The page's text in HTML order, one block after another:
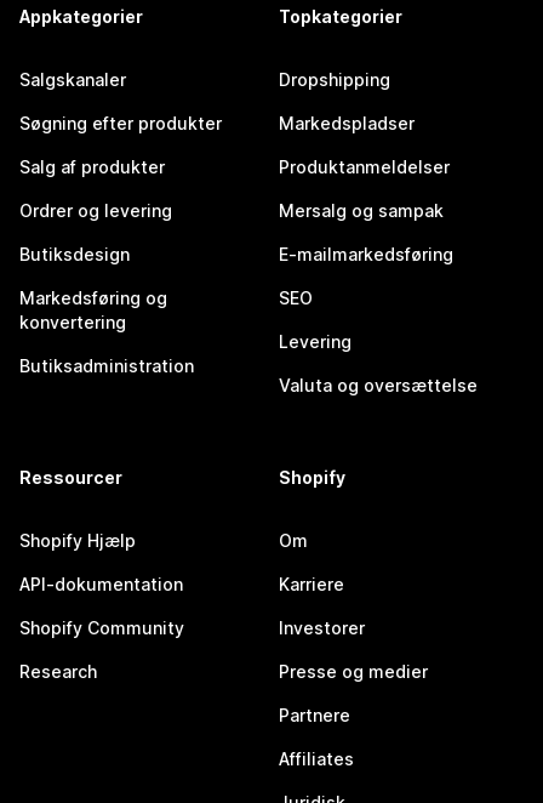
Appkategorier
Salgskanaler
Søgning efter produkter
Salg af produkter
Ordrer og levering
Butiksdesign
Markedsføring og
konvertering
Butiksadministration
Topkategorier
Dropshipping
Markedspladser
Produktanmeldelser
Mersalg og sampak
E-mailmarkedsføring
SEO
Levering
Valuta og oversættelse
Ressourcer
Shopify Hjælp
API-dokumentation
Shopify Community
Research
Shopify
Om
Karriere
Investorer
Presse og medier
Partnere
Affiliates